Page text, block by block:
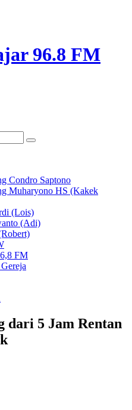
96.8 FM
Condro Saptono
Muharyono HS (Kakek
(Lois)
(Adi)
FM
5 Jam Rentan